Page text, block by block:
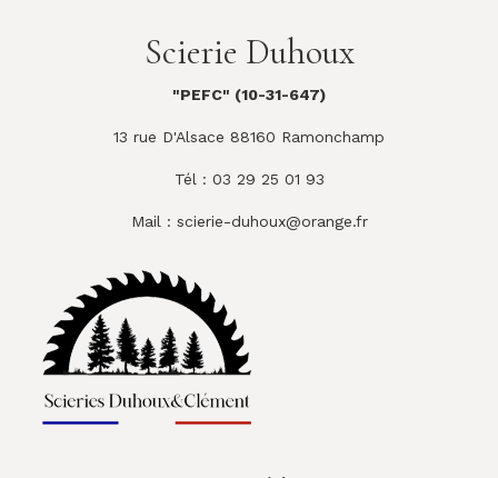
Scierie Duhoux
"PEFC" (10-31-647)
13 rue D'Alsace 88160 Ramonchamp
Tél : 03 29 25 01 93
Mail : scierie-duhoux@orange.fr